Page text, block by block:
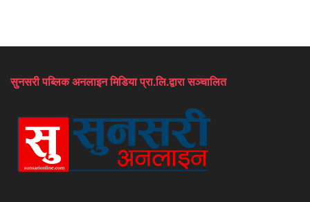
सुनसरी पब्लिक अनलाइन मिडिया प्रा.लि.द्वारा सञ्चालित